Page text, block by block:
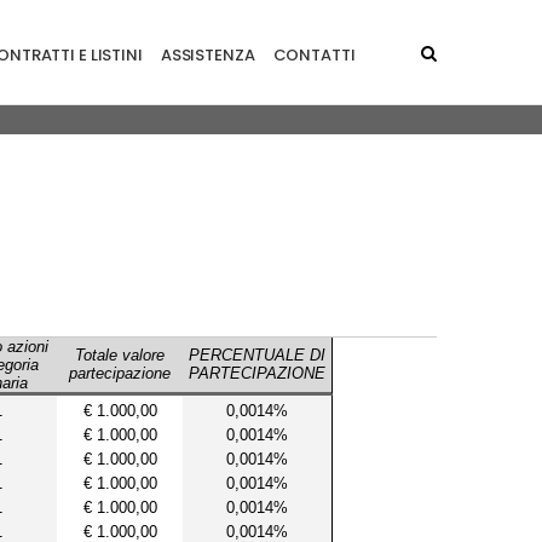
E LISTINI ASSISTENZA CONTATTI